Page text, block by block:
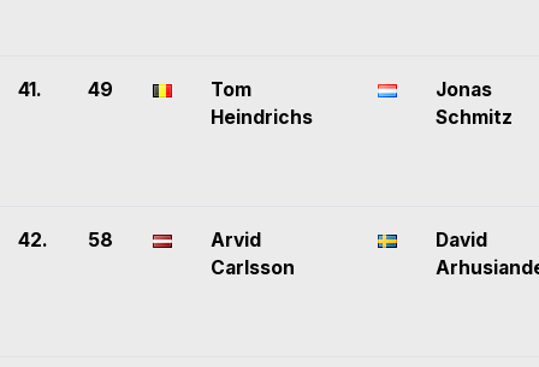
41. 49
Tom
Heindrichs
Jonas
Schmitz
42. 58
Arvid
Carlsson
David